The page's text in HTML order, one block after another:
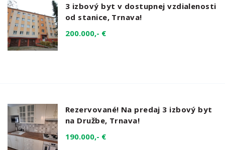
3 izbový byt v dostupnej vzdialenosti
od stanice, Trnava!
200.000,- €
Rezervované! Na predaj 3 izbový byt
na Družbe, Trnava!
190.000,- €